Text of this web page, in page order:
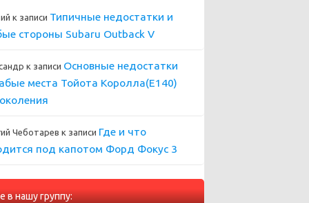
к записи Типичные недостатки и
стороны Subaru Outback V
к записи Основные недостатки
места Тойота Королла(Е140)
Чеботарев к записи Где и что
под капотом Форд Фокус 3
в нашу группу: